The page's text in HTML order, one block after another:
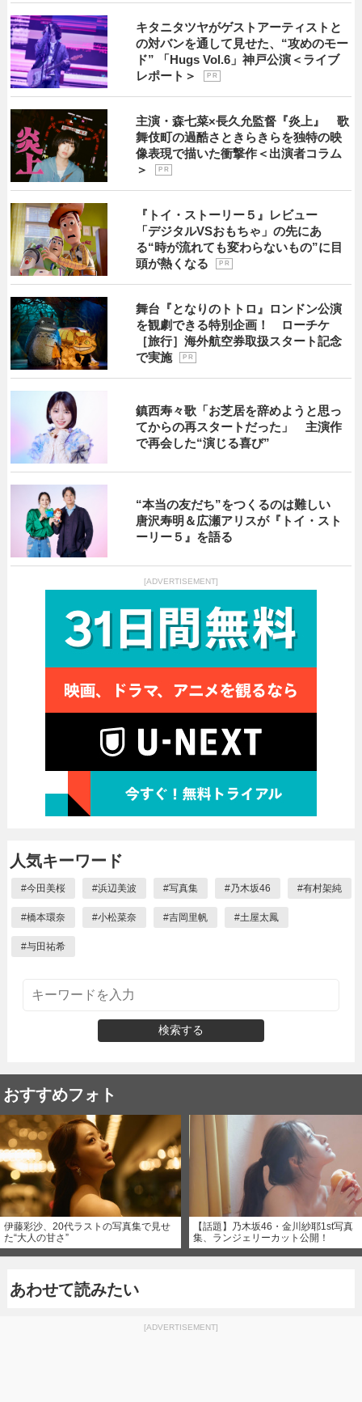
キタニタツヤがゲストアーティストと
の対バンを通して見せた、“攻めのモー
ド” 「Hugs Vol.6」神戸公演＜ライブ
レポート＞
P R
主演・森七菜×長久允監督『炎上』 歌
舞伎町の過酷さときらきらを独特の映
像表現で描いた衝撃作＜出演者コラム
＞
P R
『トイ・ストーリー５』レビュー
「デジタルVSおもちゃ」の先にあ
る“時が流れても変わらないもの”に目
頭が熱くなる
P R
舞台『となりのトトロ』ロンドン公演
を観劇できる特別企画！ ローチケ
［旅行］海外航空券取扱スタート記念
で実施
P R
鎮西寿々歌「お芝居を辞めようと思っ
てからの再スタートだった」 主演作
で再会した“演じる喜び”
“本当の友だち”をつくるのは難しい
唐沢寿明＆広瀬アリスが『トイ・スト
ーリー５』を語る
[ADVERTISEMENT]
人気キーワード
#今田美桜 #浜辺美波 #写真集 #乃木坂46 #有村架純
#橋本環奈 #小松菜奈 #吉岡里帆 #土屋太鳳
#与田祐希
検索する
おすすめフォト
伊藤彩沙、20代ラストの写真集で見せ
た“大人の甘さ”
【話題】乃木坂46・金川紗耶1st写真
集、ランジェリーカット公開！
あわせて読みたい
[ADVERTISEMENT]